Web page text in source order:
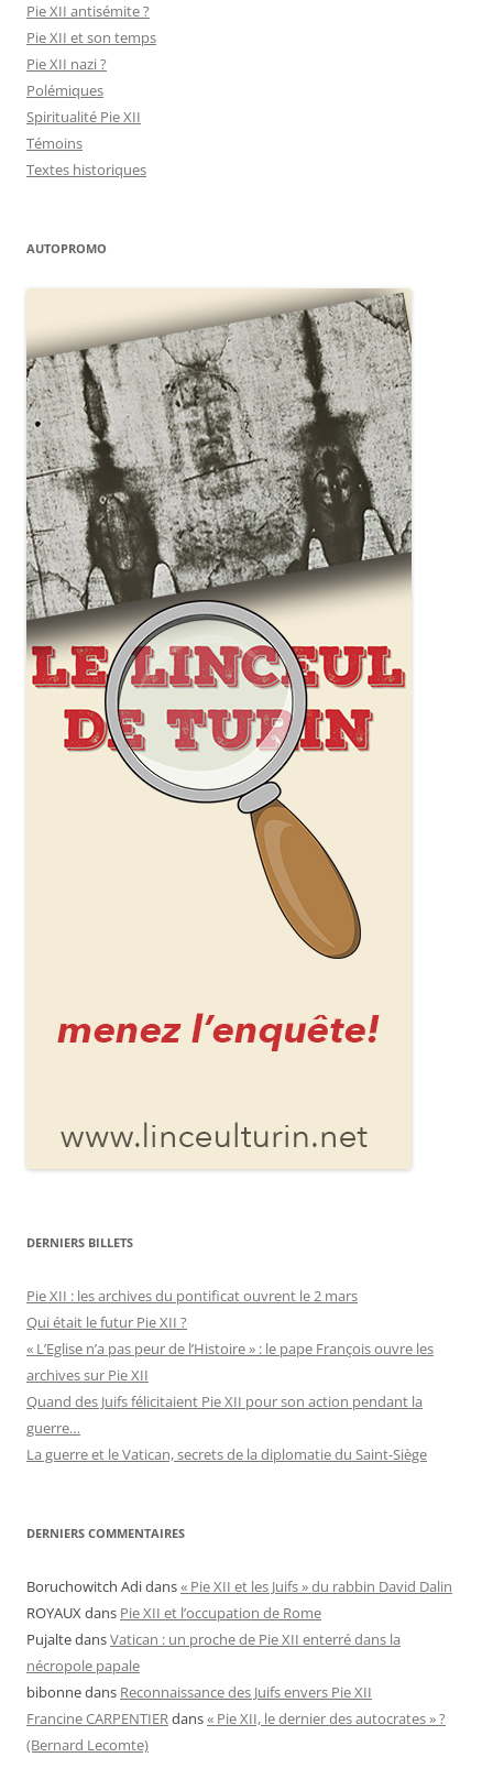
Pie XII antisémite ?
Pie XII et son temps
Pie XII nazi ?
Polémiques
Spiritualité Pie XII
Témoins
Textes historiques
AUTOPROMO
DERNIERS BILLETS
Pie XII : les archives du pontificat ouvrent le 2 mars
Qui était le futur Pie XII ?
« L’Eglise n’a pas peur de l’Histoire » : le pape François ouvre les
archives sur Pie XII
Quand des Juifs félicitaient Pie XII pour son action pendant la
guerre…
La guerre et le Vatican, secrets de la diplomatie du Saint-Siège
DERNIERS COMMENTAIRES
Boruchowitch Adidans« Pie XII et les Juifs » du rabbin David Dalin
ROYAUXdans Pie XII et l’occupation de Rome
PujaltedansVatican : un proche de Pie XII enterré dans la
nécropole papale
bibonnedans Reconnaissance des Juifs envers Pie XII
Francine CARPENTIERdans« Pie XII, le dernier des autocrates » ?
(Bernard Lecomte)